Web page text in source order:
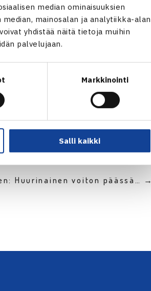
median ominaisuuksien
mainosalan ja analytiikka-alan
yhdistää näitä tietoja muihin
palvelujaan.
Markkinointi
Salli kaikki
Huurinainen voiton päässä… →